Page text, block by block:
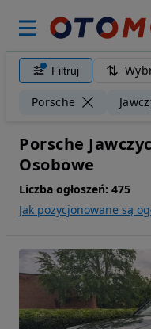
Filtruj
Porsche
Porsche
Osobowe
Liczba ogłoszeń: 475
Jak pozycjonowane są